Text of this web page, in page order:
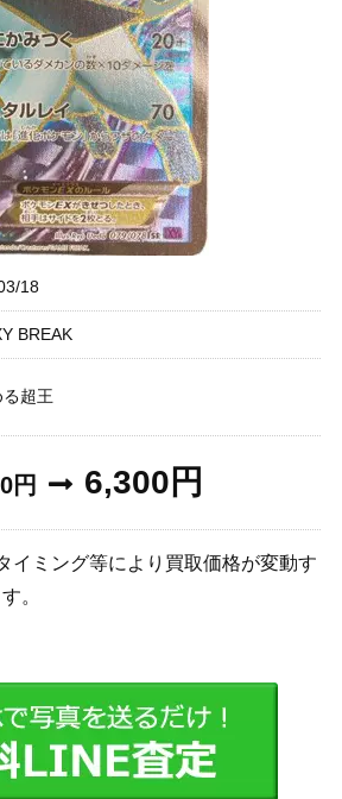
18
BREAK
超王
円 6,300円
イミング等により買取価格が変動す
。